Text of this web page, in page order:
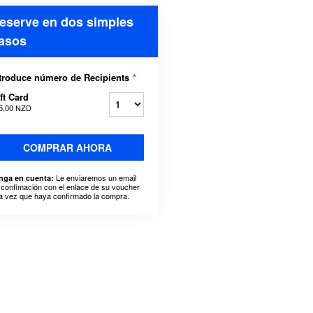
en dos simples
número de Recipients *
Card
NZD
COMPRAR AHORA
en cuenta: Le enviaremos un email
con el enlace de su voucher
vez que haya confirmado la compra.